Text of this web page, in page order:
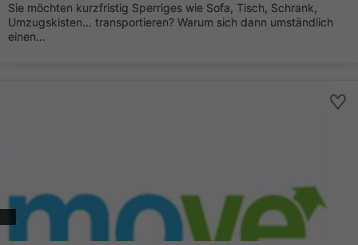
Sie möchten kurzfristig Sperriges wie Sofa, Tisch, Schrank,
Umzugskisten… transportieren? Warum sich dann umständlich
einen...